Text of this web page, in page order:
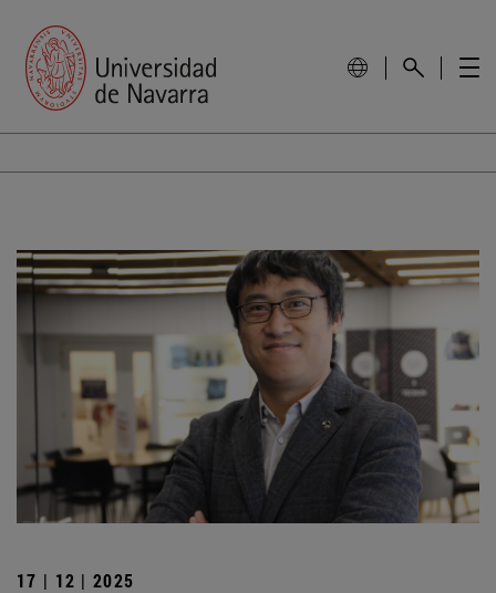
17 | 12 | 2025